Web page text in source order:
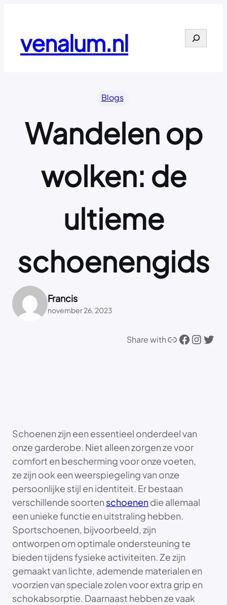
inhoudvenalum.nl Search
Blogs
Wandelen op
wolken: de
ultieme
schoenengids
Francis
november 26, 2023
Share withLink Facebook Instagram Twitter
Schoenen zijn een essentieel onderdeel van
onze garderobe. Niet alleen zorgen ze voor
comfort en bescherming voor onze voeten,
ze zijn ook een weerspiegeling van onze
persoonlijke stijl en identiteit. Er bestaan
verschillende soorten schoenendie allemaal
een unieke functie en uitstraling hebben.
Sportschoenen, bijvoorbeeld, zijn
ontworpen om optimale ondersteuning te
bieden tijdens fysieke activiteiten. Ze zijn
gemaakt van lichte, ademende materialen en
voorzien van speciale zolen voor extra grip en
schokabsorptie. Daarnaast hebben ze vaak